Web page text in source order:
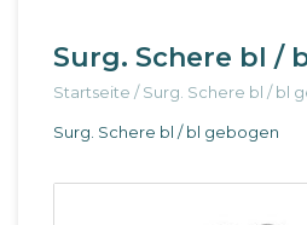
Surg. Schere bl /
Startseite /Surg. Schere bl / bl
Surg. Schere bl / bl gebogen